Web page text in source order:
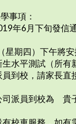
事項：
年6月下旬發信
四）下午將安
測試（所有新
，請家長直接
員到校為 貴子